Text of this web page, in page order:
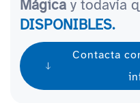
Mágica y todavía
DISPONIBLES.
Contacta